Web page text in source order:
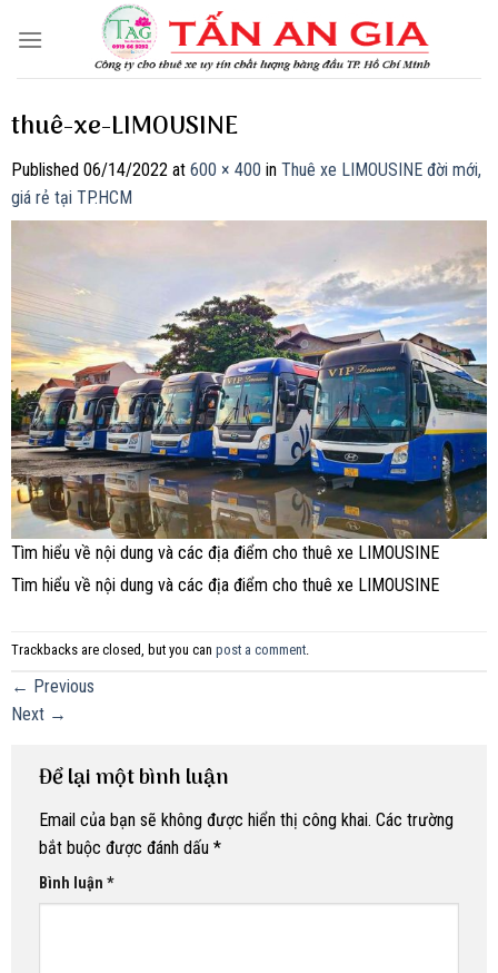
thuê-xe-LIMOUSINE
Published 06/14/2022 at 600 × 400 in Thuê xe LIMOUSINE đời mới,
giá rẻ tại TP.HCM
Tìm hiểu về nội dung và các địa điểm cho thuê xe LIMOUSINE
Tìm hiểu về nội dung và các địa điểm cho thuê xe LIMOUSINE
Trackbacks are closed, but you can post a comment.
← Previous
Next →
Để lại một bình luận
Email của bạn sẽ không được hiển thị công khai. Các trường
bắt buộc được đánh dấu *
Bình luận *